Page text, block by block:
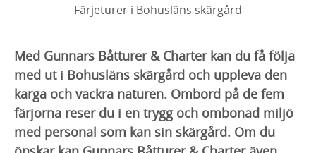
Färjeturer i Bohusläns skärgård
Med Gunnars Båtturer & Charter kan du få följa
med ut i Bohusläns skärgård och uppleva den
karga och vackra naturen. Ombord på de fem
färjorna reser du i en trygg och ombonad miljö
med personal som kan sin skärgård. Om du